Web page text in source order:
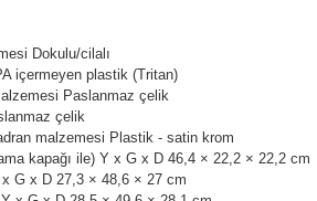
Dokulu/cilalı
içermeyen plastik (Tritan)
Paslanmaz çelik
çelik
malzemesi Plastik - satin krom
kapağı ile) Y x G x D 46,4 × 22,2 × 22,2 cm
G x D 27,3 × 48,6 × 27 cm